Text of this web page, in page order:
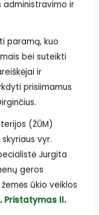
ir
paramą, kuo
bei suteikti
ir
prisiimamus
(ŽŪM)
vyr.
Jurgita
geros
ūkio veiklos
. Pristatymas II.